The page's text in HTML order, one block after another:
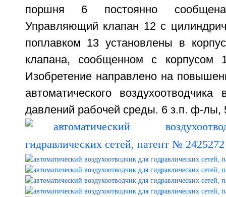
поршня 6 постоянно
Управляющий клапан 12 с
поплавком 13 установлены в
клапана, сообщенном с корпусом 1
Изобретение направлено на
автоматического
давлений рабочей среды. 6 з.п. ф-лы,